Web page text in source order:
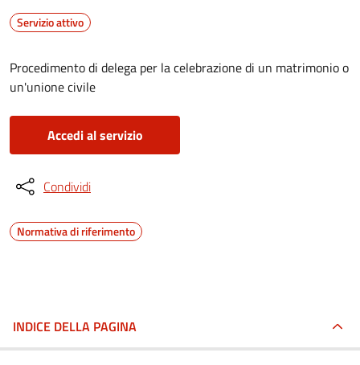
Servizio attivo
Procedimento di delega per la celebrazione di un matrimonio o
un'unione civile
Accedi al servizio
Condividi
Normativa di riferimento
INDICE DELLA PAGINA